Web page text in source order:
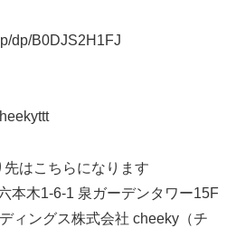
dp/B0DJS2H1FJ
はこちらになります
本木1-6-1 泉ガーデンタワー15F
ィングス株式会社 cheeky（チ